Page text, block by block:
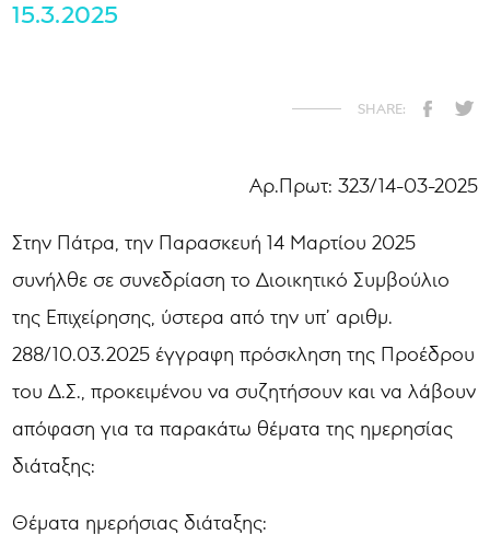
15.3.2025
Αρ.Πρωτ: 323/14-03-2025
Στην Πάτρα, την Παρασκευή 14 Μαρτίου 2025
συνήλθε σε συνεδρίαση το Διοικητικό Συμβούλιο
της Επιχείρησης, ύστερα από την υπ’ αριθμ.
288/10.03.2025 έγγραφη πρόσκληση της Προέδρου
του Δ.Σ., προκειμένου να συζητήσουν και να λάβουν
απόφαση για τα παρακάτω θέματα της ημερησίας
διάταξης:
Θέματα ημερήσιας διάταξης: